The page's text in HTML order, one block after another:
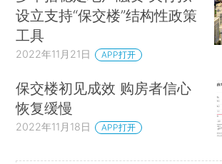
设立支持“保交楼”结构性政策
工具
2022年11月21日 APP打开
保交楼初见成效 购房者信心
恢复缓慢
2022年11月18日 APP打开